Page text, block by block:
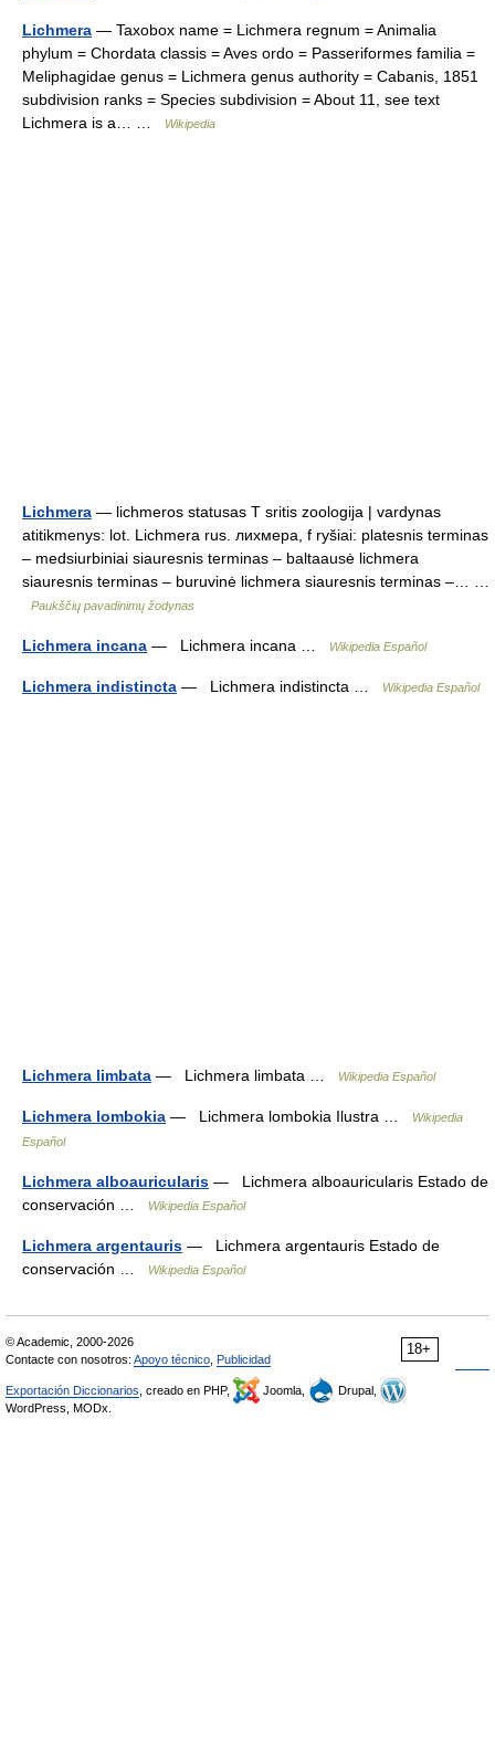
Lichmera — Taxobox name = Lichmera regnum = Animalia
phylum = Chordata classis = Aves ordo = Passeriformes familia =
Meliphagidae genus = Lichmera genus authority = Cabanis, 1851
subdivision ranks = Species subdivision = About 11, see text
Lichmera is a… …
Wikipedia
Lichmera — lichmeros statusas T sritis zoologija | vardynas
atitikmenys: lot. Lichmera rus. лихмера, f ryšiai: platesnis terminas
– medsiurbiniai siauresnis terminas – baltaausė lichmera
siauresnis terminas – buruvinė lichmera siauresnis terminas –… …
Paukščių pavadinimų žodynas
Lichmera incana — Lichmera incana … Wikipedia Español
Lichmera indistincta — Lichmera indistincta … Wikipedia Español
Lichmera limbata — Lichmera limbata … Wikipedia Español
Lichmera lombokia — Lichmera lombokia Ilustra …
Wikipedia
Español
Lichmera alboauricularis — Lichmera alboauricularis Estado de
conservación …
Wikipedia Español
Lichmera argentauris — Lichmera argentauris Estado de
conservación …
Wikipedia Español
18+
© Academic, 2000-2026
Contacte con nosotros: Apoyo técnico Publicidad
Exportación Diccionarios , creado en PHP, Joomla,
Drupal,
WordPress, MODx.